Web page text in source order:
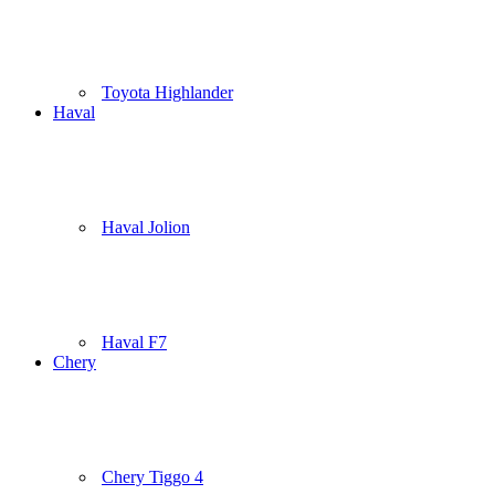
Toyota Highlander
Haval
Haval Jolion
Haval F7
Chery
Chery Tiggo 4